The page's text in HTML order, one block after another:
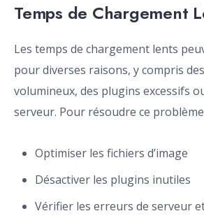
Temps de Chargement
Les temps de chargement lents
pour diverses raisons, y compris
volumineux, des plugins excessifs
serveur. Pour résoudre ce
Optimiser les fichiers d’image
Désactiver les plugins inutiles
Vérifier les erreurs de serveur